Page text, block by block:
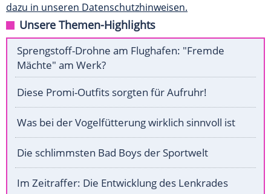
dazu in unseren Datenschutzhinweisen.
Unsere Themen-Highlights
Sprengstoff-Drohne am Flughafen: "Fremde
Mächte" am Werk?
Diese Promi-Outfits sorgten für Aufruhr!
Was bei der Vogelfütterung wirklich sinnvoll ist
Die schlimmsten Bad Boys der Sportwelt
Im Zeitraffer: Die Entwicklung des Lenkrades